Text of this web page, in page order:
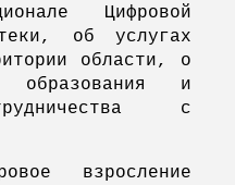
Цифровой
об услугах
области, о
и
с
взросление